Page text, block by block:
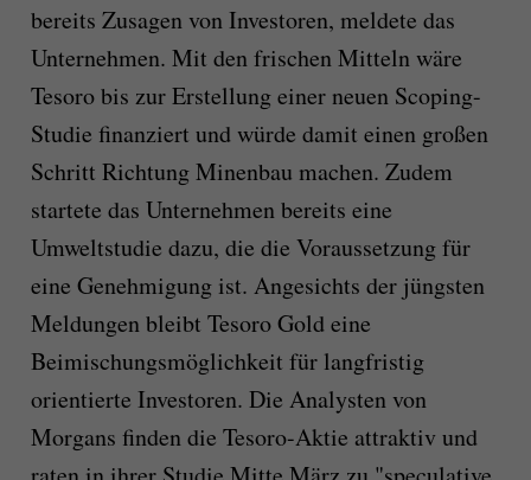
bereits Zusagen von Investoren, meldete das
Unternehmen. Mit den frischen Mitteln wäre
Tesoro bis zur Erstellung einer neuen Scoping-
Studie finanziert und würde damit einen großen
Schritt Richtung Minenbau machen. Zudem
startete das Unternehmen bereits eine
Umweltstudie dazu, die die Voraussetzung für
eine Genehmigung ist. Angesichts der jüngsten
Meldungen bleibt Tesoro Gold eine
Beimischungsmöglichkeit für langfristig
orientierte Investoren. Die Analysten von
Morgans finden die Tesoro-Aktie attraktiv und